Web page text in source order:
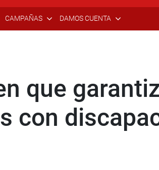
CAMPAÑAS DAMOS CUENTA
que
con